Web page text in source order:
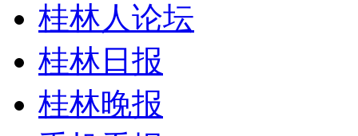
桂林人论坛
桂林日报
桂林晚报